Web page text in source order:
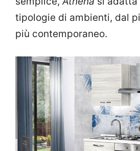
tipologie di ambienti, dal
più contemporaneo.